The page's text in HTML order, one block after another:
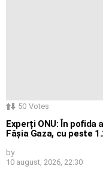
50 Votes
Experți ONU: În pofida
Fâșia Gaza, cu peste
by
10 august, 2026, 22:30